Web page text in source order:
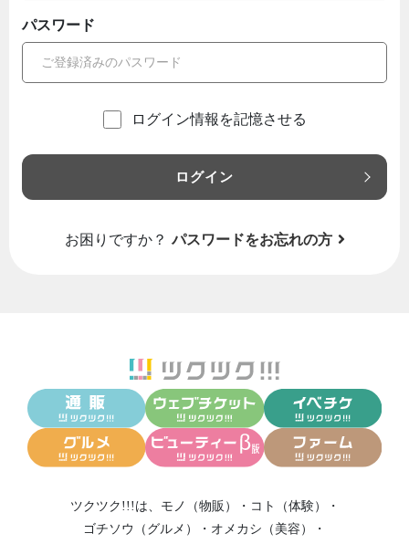
パスワード
ログイン情報を記憶させる
ログイン
お困りですか？ パスワードをお忘れの方
ツクツク!!!は、 モノ（物販） ・ コト（体験）
・
ゴチソウ（グルメ）
・ オメカシ（美容）
・